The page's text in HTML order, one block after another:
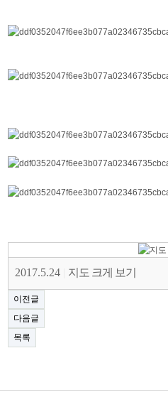
2017.5.24 지도 크게 보기
이전글
다음글
목록